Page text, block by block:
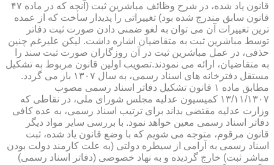
قانون یاد شده، در شرح وظائف مباشرین ثبت (آنچه كه در ماده ۴۷
قانون سابق مندرج شده بود) تغییراتی را پدیدار ساخت كه از عمده
ترین تغییرات آن می توان به لغو ضمنی دادن صورت ثبت دفاتر
توسط مباشرین ثبت به متقاضیان اشاره داشت. لیكن علیرغم چنین
حذفی، در عمل مباشرین ثبت در آن روزگاران صورت ثبت سند را
به متقاضیان، ارائه می نمودند.تصویب اولین قانون مربوط به تشكیل
مستقل دفترخانه های اسناد رسمی، به سال ۱۳۰۷ باز می گردد.
مطابق ماده ۱ قانون تشكیل دفاتر اسناد رسمی مصوب
۱۳/۱۱/۱۳۰۷ كمیسیون عدلیه مجلس شورای ملی، در نقاطی كه
وزارت عدلیه مقتضی بداند برای ترتیب اسناد رسمی، به عده كافی
دفاتر اسناد رسمی معین خواهد نمود. با بررسی سایر مواد دیگر
قانون مرقوم، متوجه می شویم كه با وضع قانون یاد شده، ثبت
اسناد رسمی به آرامی از سیطره دولتی (به علت كارمند دولت بودن
مباشر ثبت) خارج گردیده و به نهاد خصوصی (دفاتر اسناد رسمی)